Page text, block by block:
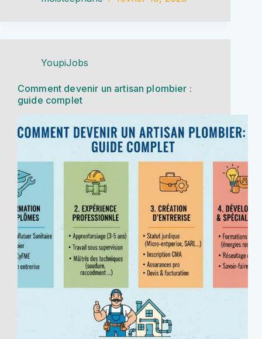
YoupiJobs
Comment devenir un artisan plombier :
guide complet